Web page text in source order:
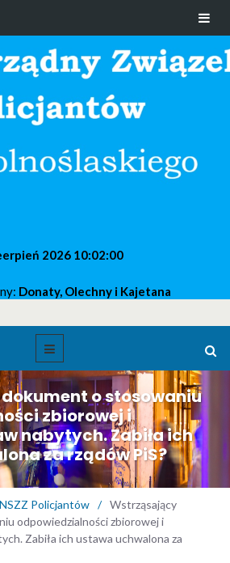
2026 10:02:00
Donaty, Olechny i Kajetana
o stosowaniu
zbiorowej i
nabytych. Zabiła ich
za rządów PiS?
Policjantów / Wstrząsający
odpowiedzialności zbiorowej i
Zabiła ich ustawa uchwalona za